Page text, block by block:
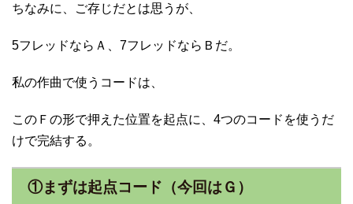
ちなみに、ご存じだとは思うが、
5フレッドならＡ、7フレッドならＢだ。
私の作曲で使うコードは、
このＦの形で押えた位置を起点に、4つのコードを使うだ
けで完結する。
①まずは起点コード（今回はＧ）